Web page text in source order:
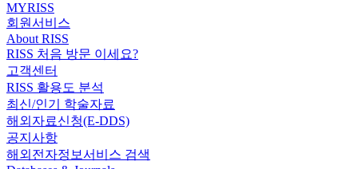
MYRISS
회원서비스
About RISS
RISS 처음 방문 이세요?
고객센터
RISS 활용도 분석
최신/인기 학술자료
해외자료신청(E-DDS)
공지사항
해외전자정보서비스 검색